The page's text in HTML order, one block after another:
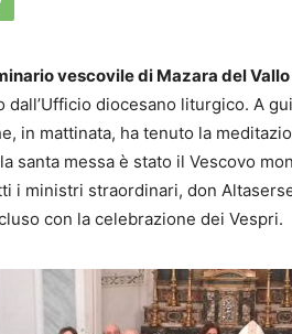
vescovile di Mazara del Vallo
dall’Ufficio diocesano liturgico. A
in mattinata, ha tenuto la
santa messa è stato il Vescovo
i ministri straordinari, don
con la celebrazione dei Vespri.